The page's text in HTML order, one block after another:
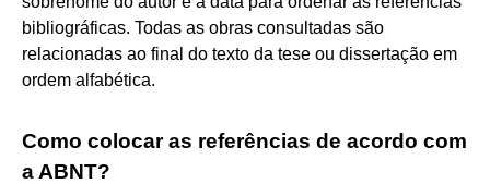
bibliográficas. Todas as obras consultadas são
relacionadas ao final do texto da tese ou dissertação em
ordem alfabética.
Como colocar as referências de acordo com
a ABNT?